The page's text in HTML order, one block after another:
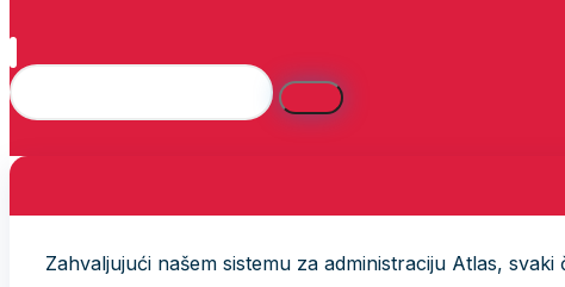
Zahvaljujući našem sistemu za administraciju Atlas,